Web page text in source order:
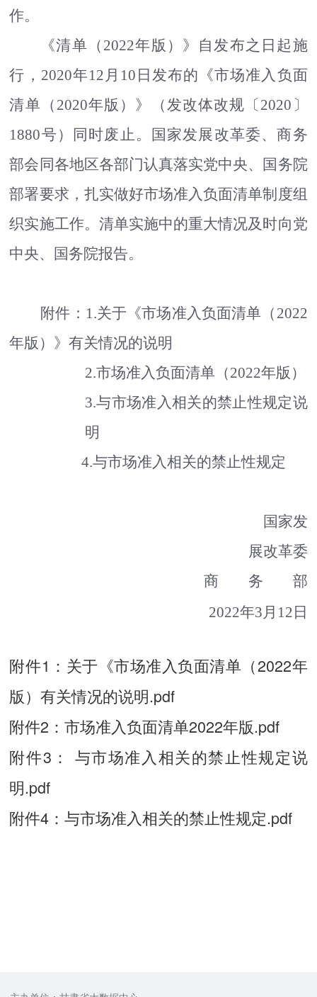
作。
《清单（ 2022年版）》自发布之日起施
行， 2020年12 月 10 日发布的《市场准入负面
清单（ 2020年版）》（发改体改规〔 2020 〕
1880号）同时废止。国家发展改革委、商务
部会同各地区各部门认真落实党中央、国务院
部署要求，扎实做好市场准入负面清单制度组
织实施工作。清单实施中的重大情况及时向党
中央、国务院报告。
附件： 1.关于《市场准入负面清单（ 2022
年版）》有关情况的说明
2.市场准入负面清单（2022年版）
3.与市场准入相关的禁止性规定说
明
4.与市场准入相关的禁止性规定
国家发
展改革委
商
务
部
2022年3月 12 日
附件1：关于《市场准入负面清单（2022年
版）有关情况的说明.pdf
附件2：市场准入负面清单2022年版.pdf
附件3： 与市场准入相关的禁止性规定说
明.pdf
附件4：与市场准入相关的禁止性规定.pdf